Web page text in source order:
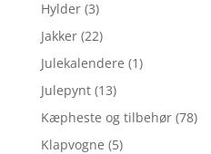
Hylder (3)
Jakker (22)
Julekalendere (1)
Julepynt (13)
Kæpheste og tilbehør (78)
Klapvogne (5)